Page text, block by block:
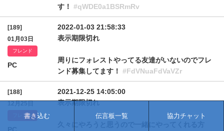
す！ #qWDE0a1BSRmRv
[189]
01月03日
フレンド
PC
2022-01-03 21:58:33
表示期限切れ
周りにフォレストやってる友達がいないのでフレ
ンド募集してます！ #FdVNuaFdVaVZr
[188]
フレンド
2021-12-25 14:05:00
表示期限切れ
書き込む 伝言板一覧 協力チャット